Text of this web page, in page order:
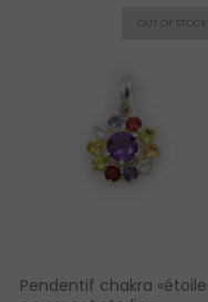
Pendentif chakra